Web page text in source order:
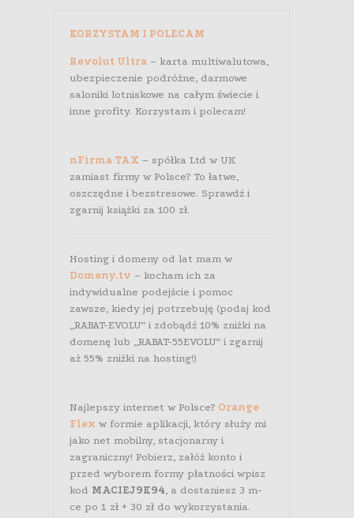
KORZYSTAM I POLECAM
Revolut Ultra– karta multiwalutowa,
ubezpieczenie podróżne, darmowe
saloniki lotniskowe na całym świecie i
inne profity. Korzystam i polecam!
nFirma TAX – spółka Ltd w UK
zamiast firmy w Polsce? To łatwe,
oszczędne i bezstresowe. Sprawdź i
zgarnij książki za 100 zł.
Hosting i domeny od lat mam w
Domeny.tv – kocham ich za
indywidualne podejście i pomoc
zawsze, kiedy jej potrzebuję (podaj kod
„RABAT-EVOLU” i zdobądź 10% zniżki na
domenę lub „RABAT-55EVOLU” i zgarnij
aż 55% zniżki na hosting!)
Najlepszy internet w Polsce? Orange
Flex w formie aplikacji, który służy mi
jako net mobilny, stacjonarny i
zagraniczny! Pobierz, załóż konto i
przed wyborem formy płatności wpisz
kod MACIEJ9K94, a dostaniesz 3 m-
ce po 1 zł + 30 zł do wykorzystania.